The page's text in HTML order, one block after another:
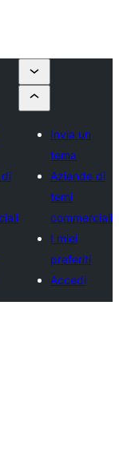
Invia un
tema
Aziende di
temi
commerciali
I miei
preferiti
Accedi